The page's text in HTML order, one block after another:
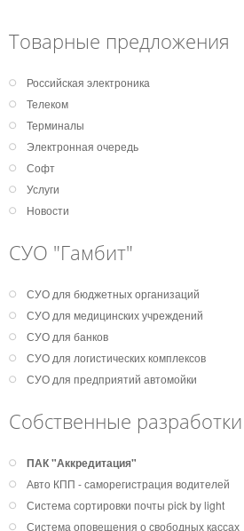
Товарные предложения
Российская электроника
Телеком
Терминалы
Электронная очередь
Софт
Услуги
Новости
СУО "Гамбит"
СУО для бюджетных организаций
СУО для медицинских учреждений
СУО для банков
СУО для логистических комплексов
СУО для предприятий автомойки
Собственные разработки
ПАК "Аккредитация"
Авто КПП - саморегистрация водителей
Система сортировки почты pick by light
Система оповещения о свободных кассах